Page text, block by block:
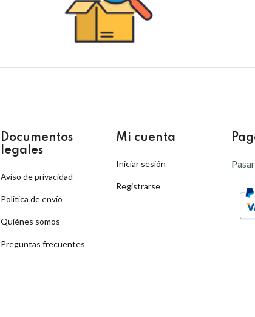
Documentos
legales
Aviso de privacidad
Politica de envío
Quiénes somos
Preguntas frecuentes
Mi cuenta
Iniciar sesión
Registrarse